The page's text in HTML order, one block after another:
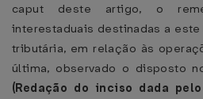
caput deste artigo, o
interestaduais destinadas a
tributária, em relação às
última, observado o disposto
(Redação do inciso dada pelo